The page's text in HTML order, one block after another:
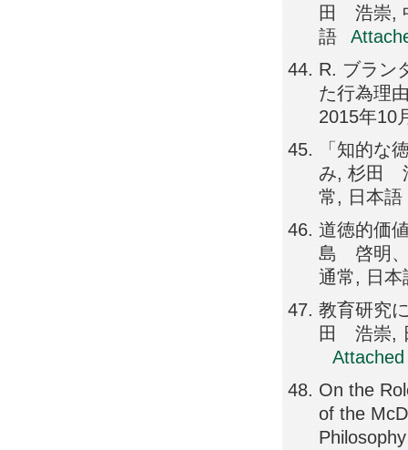
田 浩崇,
語
R. ブラン
た行為理
2015年10
「知的な
み, 杉田
常, 日本語
道徳的価
島 啓明、
通常, 日本
教育研究
田 浩崇,
On the
of the